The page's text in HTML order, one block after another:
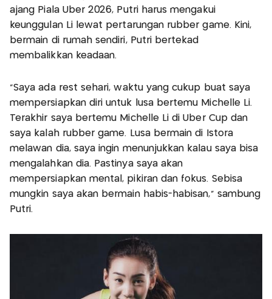
ajang Piala Uber 2026, Putri harus mengakui
keunggulan Li lewat pertarungan rubber game. Kini,
bermain di rumah sendiri, Putri bertekad
membalikkan keadaan.
“Saya ada rest sehari, waktu yang cukup buat saya
mempersiapkan diri untuk lusa bertemu Michelle Li.
Terakhir saya bertemu Michelle Li di Uber Cup dan
saya kalah rubber game. Lusa bermain di Istora
melawan dia, saya ingin menunjukkan kalau saya bisa
mengalahkan dia. Pastinya saya akan
mempersiapkan mental, pikiran dan fokus. Sebisa
mungkin saya akan bermain habis-habisan,” sambung
Putri.